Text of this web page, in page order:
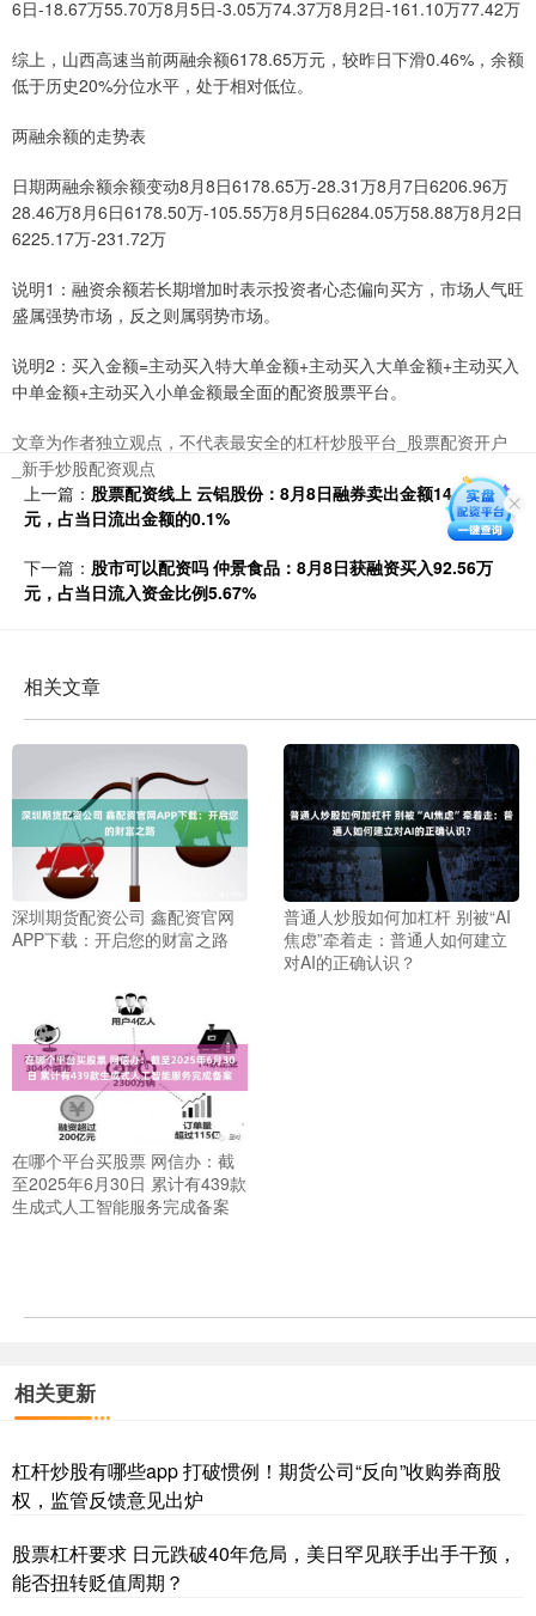
6日-18.67万55.70万8月5日-3.05万74.37万8月2日-161.10万77.42万
综上，山西高速当前两融余额6178.65万元，较昨日下滑0.46%，余额
低于历史20%分位水平，处于相对低位。
两融余额的走势表
日期两融余额余额变动8月8日6178.65万-28.31万8月7日6206.96万
28.46万8月6日6178.50万-105.55万8月5日6284.05万58.88万8月2日
6225.17万-231.72万
说明1：融资余额若长期增加时表示投资者心态偏向买方，市场人气旺
盛属强势市场，反之则属弱势市场。
说明2：买入金额=主动买入特大单金额+主动买入大单金额+主动买入
中单金额+主动买入小单金额最全面的配资股票平台。
文章为作者独立观点，不代表最安全的杠杆炒股平台_股票配资开户
_新手炒股配资观点
上一篇： 股票配资线上 云铝股份：8月8日融券卖出金额14.86万
元，占当日流出金额的0.1%
下一篇： 股市可以配资吗 仲景食品：8月8日获融资买入92.56万
元，占当日流入资金比例5.67%
相关文章
深圳期货配资公司 鑫配资官网
APP下载：开启您的财富之路
普通人炒股如何加杠杆 别被“AI
焦虑”牵着走：普通人如何建立
对AI的正确认识？
在哪个平台买股票 网信办：截
至2025年6月30日 累计有439款
生成式人工智能服务完成备案
相关更新
杠杆炒股有哪些app 打破惯例！期货公司“反向”收购券商股
权，监管反馈意见出炉
股票杠杆要求 日元跌破40年危局，美日罕见联手出手干预，
能否扭转贬值周期？